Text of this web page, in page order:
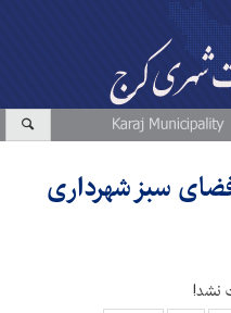
سبز شهرداری
نشد!